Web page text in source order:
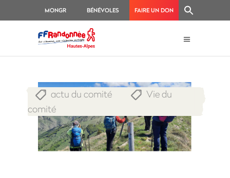
MONGR BÉNÉVOLES FAIRE UN DON
actu du comité
Vie du
comité